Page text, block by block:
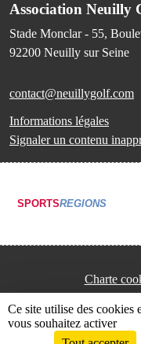
Association Neuilly
Stade Monclar - 55,
92200 Neuilly sur Seine
contact@neuillygolf.com
Informations légales
Signaler un contenu
SPORTSREGIONS
Charte
Ce site utilise des cookies
vous souhaitez activer